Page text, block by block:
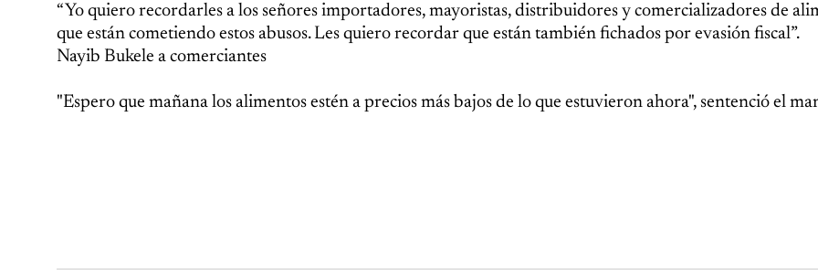
“Yo quiero recordarles a los señores importadores, mayoristas, distribuidores y comercializadores de
que están cometiendo estos abusos. Les quiero recordar que están también fichados por evasión fiscal”.
Nayib Bukele a comerciantes
"Espero que mañana los alimentos estén a precios más bajos de lo que estuvieron ahora", sentenció el